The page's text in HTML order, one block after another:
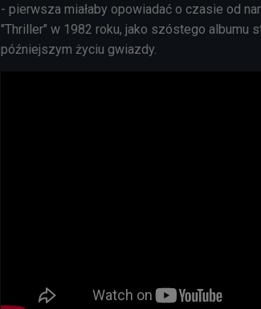
- pierwsza miałaby opowiadać o czasie od
"Thriller" w 1982 roku, jako szóstego albumu
późniejszym życiu gwiazdy.